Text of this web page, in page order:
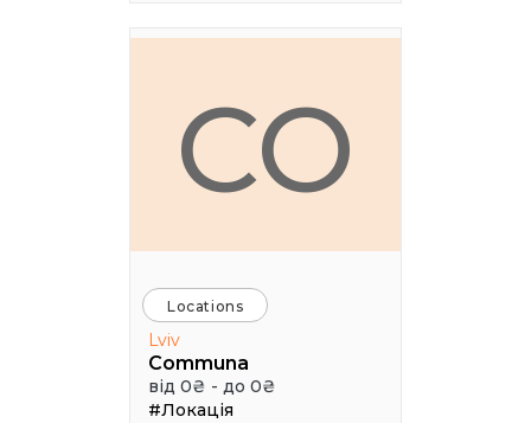
CO
Locations
Lviv
Communa
від 0₴ - до 0₴
#Локація